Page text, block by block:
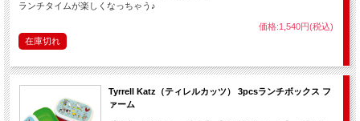
ランチタイムが楽しくなっちゃう♪
価格:1,540円(税込)
在庫切れ
Tyrrell Katz（ティレルカッツ） 3pcsランチボックス フ
ァーム